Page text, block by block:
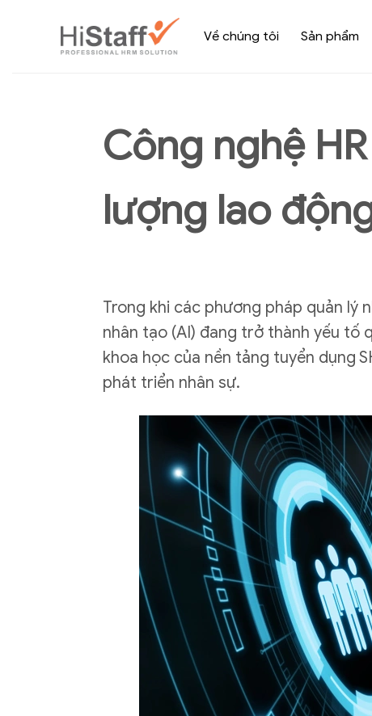
Về chúng tôi Sản phẩm
Công nghệ
lượng lao
Trong khi các phương pháp quản lý
nhân tạo (AI) đang trở thành yếu tố
khoa học của nền tảng tuyển dụng
phát triển nhân sự.